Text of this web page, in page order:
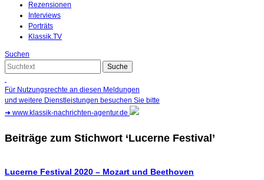
Rezensionen
Interviews
Porträts
Klassik.TV
Suchen
Für Nutzungsrechte an diesen Meldungen
und weitere Dienstleistungen besuchen Sie bitte
➜ www.klassik-nachrichten-agentur.de
Beiträge zum Stichwort ‘Lucerne Festival’
Lucerne Festival 2020 – Mozart und Beethoven